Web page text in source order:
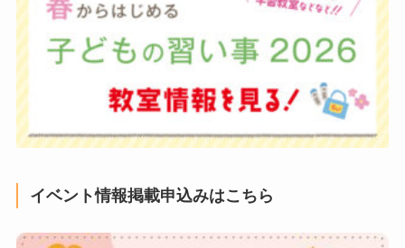
イベント情報掲載申込みはこちら